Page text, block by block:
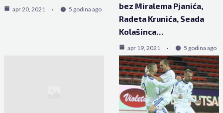
apr 20, 2021 5 godina ago
bez Miralema Pjanića,
Radeta Krunića, Seada
Kolašinca…
apr 19, 2021 5 godina ago